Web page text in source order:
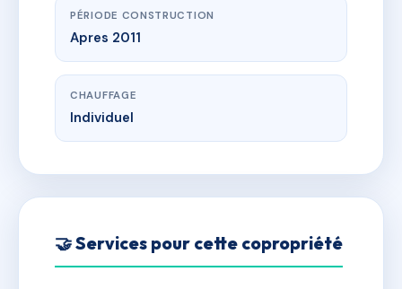
PÉRIODE CONSTRUCTION
Apres 2011
CHAUFFAGE
Individuel
🤝 Services pour cette copropriété